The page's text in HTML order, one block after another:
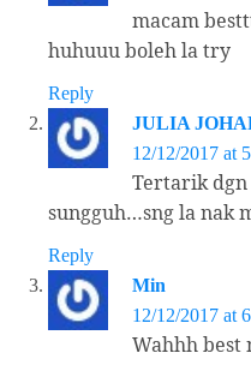
macam
huhuuu boleh la try
Reply
JULIA
12/12/2017 at
Tertarik dgn
sungguh…sng la nak
Reply
Min
12/12/2017 at
Wahhh best